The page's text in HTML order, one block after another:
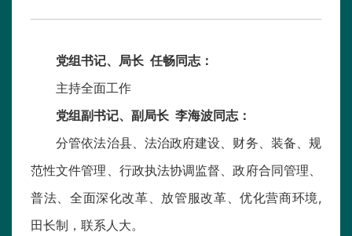
党组书记、局长 任畅同志：
主持全面工作
党组副书记、副局长 李海波同志：
分管依法治县、法治政府建设、财务、装备、规
范性文件管理、行政执法协调监督、政府合同管理、
普法、全面深化改革、放管服改革、优化营商环境,
田长制，联系人大。